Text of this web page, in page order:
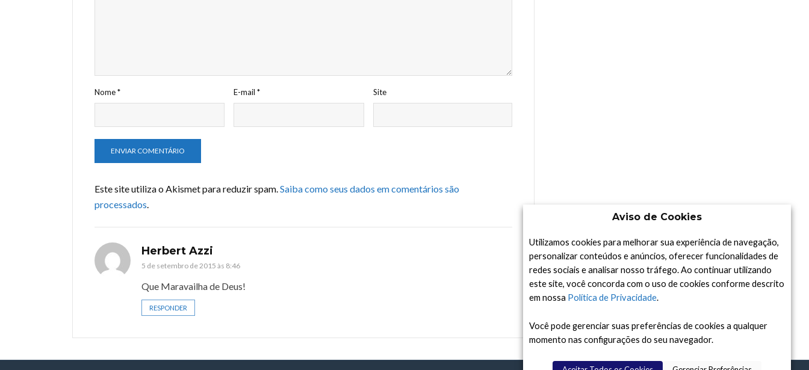
Nome* E-mail* Site
Este site utiliza o Akismet para reduzir spam. Saiba como seus dados em comentários são
processados
Herbert Azzi
5 de setembro de 2015 às 8:46
Que Maravailha de Deus!
RESPONDER
Aviso de Cookies
Utilizamos cookies para melhorar sua experiência de navegação,
personalizar conteúdos e anúncios, oferecer funcionalidades de
redes sociais e analisar nosso tráfego. Ao continuar utilizando
este site, você concorda com o uso de cookies conforme descrito
em nossa Política de Privacidade.
Você pode gerenciar suas preferências de cookies a qualquer
momento nas configurações do seu navegador.